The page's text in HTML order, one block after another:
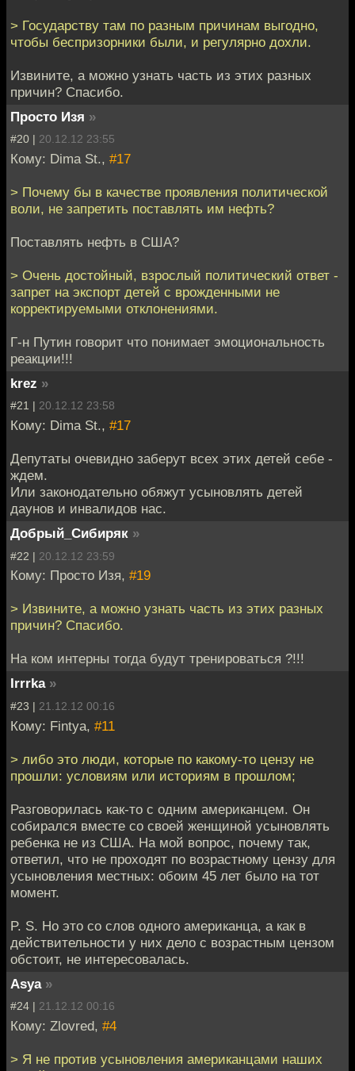
> Государству там по разным причинам выгодно,
чтобы беспризорники были, и регулярно дохли.
Извините, а можно узнать часть из этих разных
причин? Спасибо.
Просто Изя »
#20 | 20.12.12 23:55
Кому: Dima St., #17
> Почему бы в качестве проявления политической
воли, не запретить поставлять им нефть?
Поставлять нефть в США?
> Очень достойный, взрослый политический ответ -
запрет на экспорт детей с врожденными не
корректируемыми отклонениями.
Г-н Путин говорит что понимает эмоциональность
реакции!!!
krez »
#21 | 20.12.12 23:58
Кому: Dima St., #17
Депутаты очевидно заберут всех этих детей себе -
ждем.
Или законодательно обяжут усыновлять детей
даунов и инвалидов нас.
Добрый_Сибиряк »
#22 | 20.12.12 23:59
Кому: Просто Изя, #19
> Извините, а можно узнать часть из этих разных
причин? Спасибо.
На ком интерны тогда будут тренироваться ?!!!
Irrrka »
#23 | 21.12.12 00:16
Кому: Fintya, #11
> либо это люди, которые по какому-то цензу не
прошли: условиям или историям в прошлом;
Разговорилась как-то с одним американцем. Он
собирался вместе со своей женщиной усыновлять
ребенка не из США. На мой вопрос, почему так,
ответил, что не проходят по возрастному цензу для
усыновления местных: обоим 45 лет было на тот
момент.
P. S. Но это со слов одного американца, а как в
действительности у них дело с возрастным цензом
обстоит, не интересовалась.
Asya »
#24 | 21.12.12 00:16
Кому: Zlovred, #4
> Я не против усыновления американцами наших